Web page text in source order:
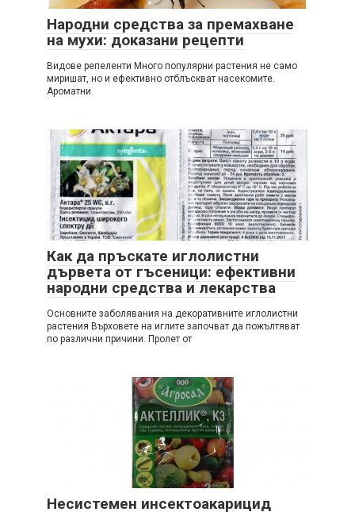
Народни средства за премахване
на мухи: доказани рецепти
Видове репеленти Много популярни растения не само
миришат, но и ефективно отблъскват насекомите.
Ароматни
Как да пръскате иглолистни
дървета от гъсеници: ефективни
народни средства и лекарства
Основните заболявания на декоративните иглолистни
растения Върховете на иглите започват да пожълтяват
по различни причини. Пролет от
Несистемен инсектоакарицид